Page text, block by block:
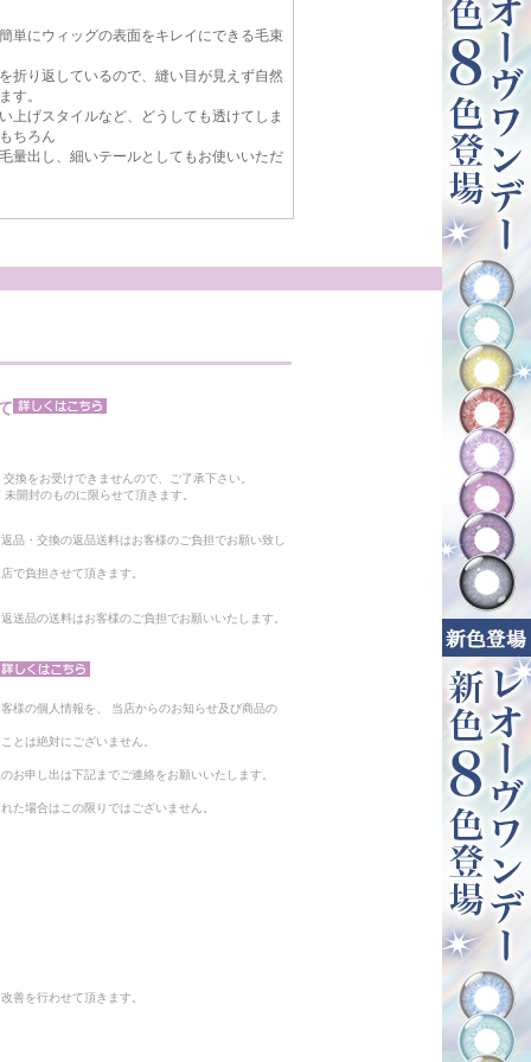
単にウィッグの表面をキレイにできる毛束
折り返しているので、縫い目が見えず自然
す。
上げスタイルなど、どうしても透けてしま
ちろん
量出し、細いテールとしてもお使いいただ
換をお受けできませんので、ご了承下さい。
開封のものに限らせて頂きます。
品・交換の返品送料はお客様のご負担でお願い致し
で負担させて頂きます。
送品の送料はお客様のご負担でお願いいたします。
様の個人情報を、 当店からのお知らせ及び商品の
とは絶対にございません。
お申し出は下記までご連絡をお願いいたします。
た場合はこの限りではございません。
善を行わせて頂きます。